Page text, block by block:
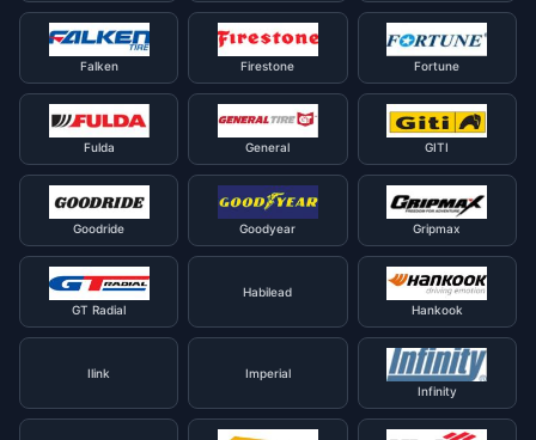
Falken Firestone Fortune
Fulda General GITI
Goodride Goodyear Gripmax
GT Radial
Habilead
Hankook
Ilink
Imperial
Infinity